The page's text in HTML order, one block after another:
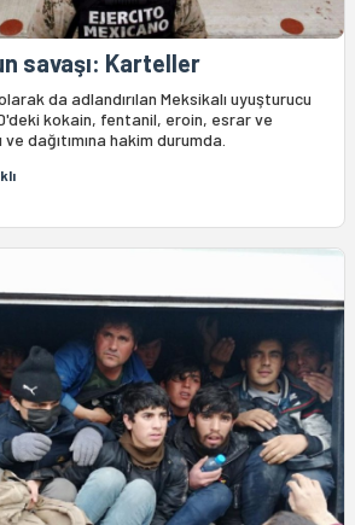
savaşı: Karteller
da adlandırılan Meksikalı uyuşturucu
kokain, fentanil, eroin, esrar ve
dağıtımına hakim durumda.